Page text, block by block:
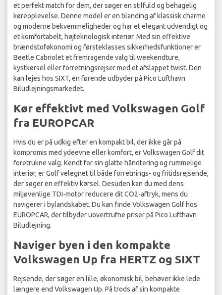
et perfekt match for dem, der søger en stilfuld og behagelig
køreoplevelse. Denne model er en blanding af klassisk charme
og moderne bekvemmeligheder og har et elegant udvendigt og
et komfortabelt, højteknologisk interiør. Med sin effektive
brændstoføkonomi og førsteklasses sikkerhedsfunktioner er
Beetle Cabriolet et fremragende valg til weekendture,
kystkørsel eller forretningsrejser med et afslappet twist. Den
kan lejes hos SIXT, en førende udbyder på Pico Lufthavn
Biludlejningsmarkedet.
Kør effektivt med Volkswagen Golf
fra EUROPCAR
Hvis du er på udkig efter en kompakt bil, der ikke går på
kompromis med ydeevne eller komfort, er Volkswagen Golf dit
foretrukne valg. Kendt for sin glatte håndtering og rummelige
interiør, er Golf velegnet til både forretnings- og fritidsrejsende,
der søger en effektiv kørsel. Desuden kan du med dens
miljøvenlige TDI-motor reducere dit CO2-aftryk, mens du
navigerer i bylandskabet. Du kan finde Volkswagen Golf hos
EUROPCAR, der tilbyder uovertrufne priser på Pico Lufthavn
Biludlejning.
Naviger byen i den kompakte
Volkswagen Up fra HERTZ og SIXT
Rejsende, der søger en lille, økonomisk bil, behøver ikke lede
længere end Volkswagen Up. På trods af sin kompakte